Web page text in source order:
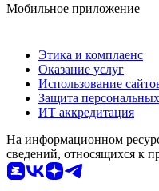
Мобильное приложение
Этика и комплаенс
Оказание услуг
Использование
Защита
ИТ аккредитация
На информационном
сведений, относящихся к